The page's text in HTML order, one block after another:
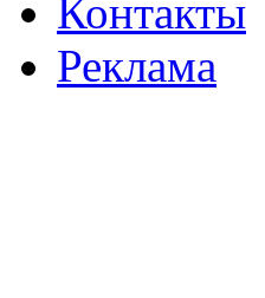
Контакты
Реклама